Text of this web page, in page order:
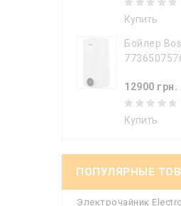
Купить
Бойлер
12900 грн.
Купить
ПОПУЛЯРНЫЕ
Электрочайник